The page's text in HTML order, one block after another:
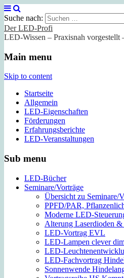
Suche nach:
Der LED-Profi
LED-Wissen – Praxisnah vorgestellt
Main menu
Skip to content
Startseite
Allgemein
LED-Eigenschaften
Förderungen
Erfahrungsberichte
LED-Veranstaltungen
Sub menu
LED-Bücher
Seminare/Vorträge
Übersicht zu Seminare/
PPFD/PAR,
Moderne LED-
Alterung Laserdioden
LED-Vortrag EVL
LED-Lampen clever
LED-
LED-Fachvortrag
Sonnenwende